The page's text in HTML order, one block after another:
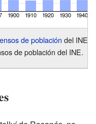
de población del INE.
de población del INE.